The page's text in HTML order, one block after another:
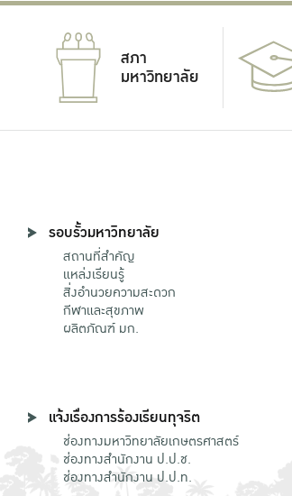
สภา
มหาวิทยาลัย
รอบรั้วมหาวิทยาลัย
สถานที่สำคัญ
แหล่งเรียนรู้
สิ่งอำนวยความสะดวก
กีฬาและสุขภาพ
ผลิตภัณฑ์ มก.
แจ้งเรื่องการร้องเรียนทุจริต
ช่องทางมหาวิทยาลัยเกษตรศาสตร์
ช่องทางสำนักงาน ป.ป.ช.
ช่องทางสำนักงาน ป.ป.ท.